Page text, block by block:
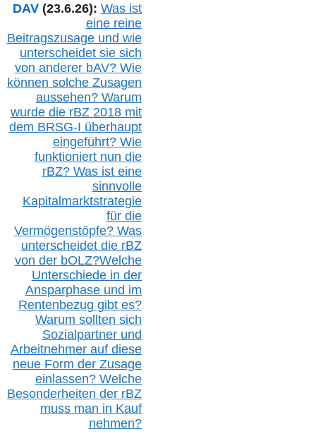
DAV (23.6.26): Was ist
eine reine
Beitragszusage und wie
unterscheidet sie sich
von anderer bAV? Wie
können solche Zusagen
aussehen? Warum
wurde die rBZ2018 mit
dem BRSG-I überhaupt
eingeführt? Wie
funktioniert nun die
rBZ? Was ist eine
sinnvolle
Kapitalmarktstrategie
für die
Vermögenstöpfe? Was
unterscheidet die rBZ
von der bOLZ?Welche
Unterschiede in der
Ansparphase und im
Rentenbezug gibt es?
Warum sollten sich
Sozialpartner und
Arbeitnehmer auf diese
neue Form der Zusage
einlassen? Welche
Besonderheiten der rBZ
muss man in Kauf
nehmen?